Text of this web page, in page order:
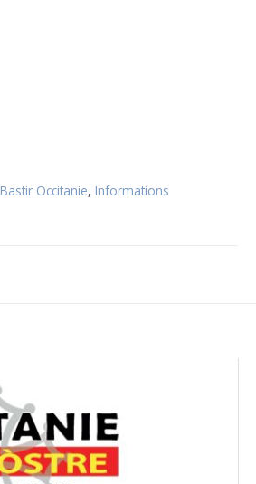
Bastir Occitanie, Informations